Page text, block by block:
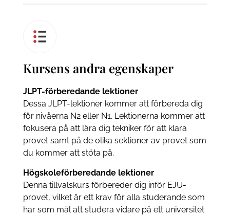
Kursens andra egenskaper
JLPT-förberedande lektioner
Dessa JLPT-lektioner kommer att förbereda dig
för nivåerna N2 eller N1. Lektionerna kommer att
fokusera på att lära dig tekniker för att klara
provet samt på de olika sektioner av provet som
du kommer att stöta på.
Högskoleförberedande lektioner
Denna tillvalskurs förbereder dig inför EJU-
provet, vilket är ett krav för alla studerande som
har som mål att studera vidare på ett universitet